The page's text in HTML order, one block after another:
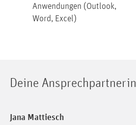
Anwendungen (Outlook,
Word, Excel)
Deine Ansprechpartnerin
Jana Mattiesch